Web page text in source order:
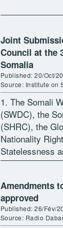
Joint
Council at the
Somalia
Published: 20/Oct/
Source: Institute on
1. The Somali
(SWDC), the
(SHRC), the
Nationality
Statelessness
joint
Amendments
approved
Published: 26/Fév/
Source: Radio